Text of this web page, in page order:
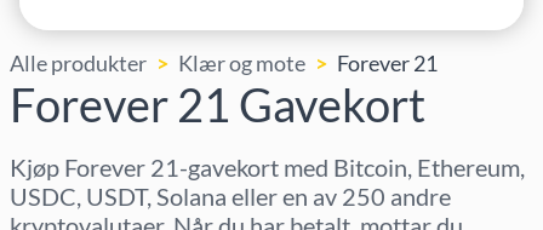
Alle produkter Klær og mote Forever 21
Forever 21 Gavekort
Kjøp Forever 21-gavekort med Bitcoin, Ethereum,
USDC, USDT, Solana eller en av 250 andre